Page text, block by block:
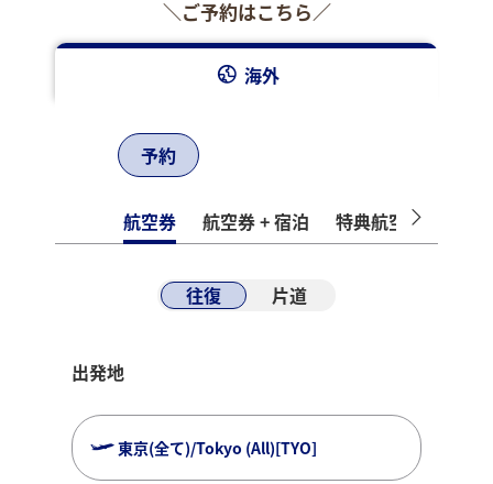
＼ご予約はこちら／
海外
予約
航空券 航空券 + 宿泊 特典航空券
往復 片道
出発地
東京(全て)/Tokyo (All)[TYO]